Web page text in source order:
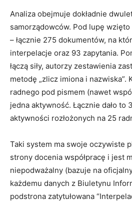
Analiza obejmuje dokładnie
samorządowców. Pod lupę
– łącznie 275 dokumentów, na
interpelacje oraz 93 zapytania.
łączą siły, autorzy zestawienia
metodę „zlicz imiona i nazwiska”.
radnego pod pismem (nawet
jedna aktywność. Łącznie dało to
aktywności rozłożonych na 25
Taki system ma swoje oczywiste
strony docenia współpracę i jest
niepodważalny (bazuje na
każdemu danych z Biuletynu
podstrona zatytułowana